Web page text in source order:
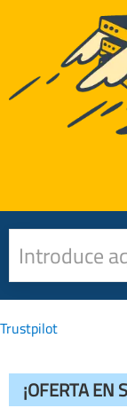
Trustpilot
¡OFERTA EN